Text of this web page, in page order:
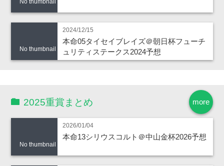
No thumbnail
2024/12/15
本命05タイセイブレイズ＠朝日杯フューチ
ュリティステークス2024予想
more
2025重賞まとめ
No thumbnail
2026/01/04
本命13シリウスコルト＠中山金杯2026予想